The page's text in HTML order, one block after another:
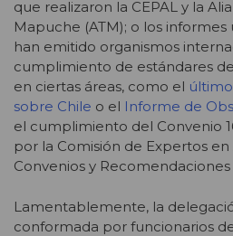
que realizaron la CEPAL y la
Mapuche (ATM); o los
han emitido organismos
cumplimiento de estándares
en ciertas áreas, como el
sobre Chile o el Informe de
el cumplimiento del Convenio
por la Comisión de Expertos
Convenios y Recomendaciones
Lamentablemente, la
conformada por funcionarios